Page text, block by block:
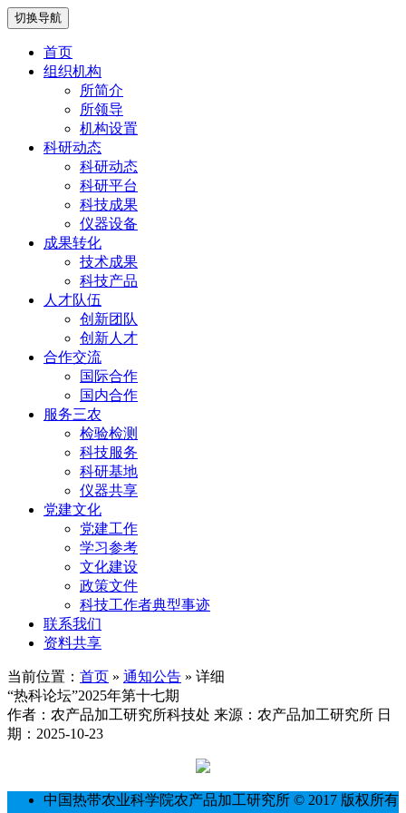
切换导航
首页
组织机构
所简介
所领导
机构设置
科研动态
科研动态
科研平台
科技成果
仪器设备
成果转化
技术成果
科技产品
人才队伍
创新团队
创新人才
合作交流
国际合作
国内合作
服务三农
检验检测
科技服务
科研基地
仪器共享
党建文化
党建工作
学习参考
文化建设
政策文件
科技工作者典型事迹
联系我们
资料共享
当前位置： 首页 » 通知公告 » 详细
“热科论坛”2025年第十七期
作者：农产品加工研究所科技处 来源：农产品加工研究所 日
期：2025-10-23
中国热带农业科学院农产品加工研究所 © 2017 版权所有